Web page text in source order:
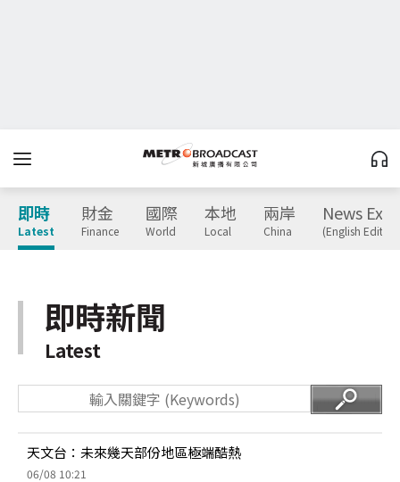
即時
Latest
財金
Finance
國際
World
本地
Local
兩岸
China
News
(English
即時新聞
Latest
天文台：未來幾天部份地區極端酷熱
06/08 10:21